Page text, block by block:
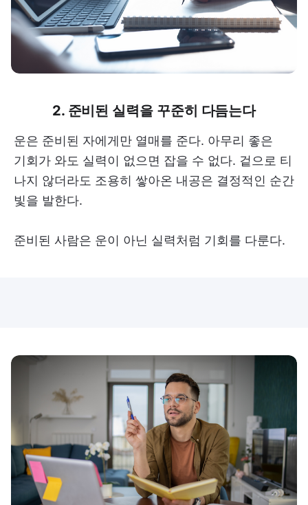
2. 준비된 실력을 꾸준히 다듬는다
운은 준비된 자에게만 열매를 준다. 아무리 좋은
기회가 와도 실력이 없으면 잡을 수 없다. 겉으로 티
나지 않더라도 조용히 쌓아온 내공은 결정적인 순간
빛을 발한다.
준비된 사람은 운이 아닌 실력처럼 기회를 다룬다.